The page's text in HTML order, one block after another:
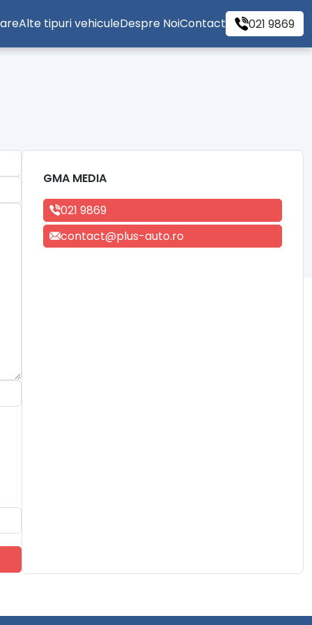
Alte tipuri vehiculeDespre NoiContact 021 9869
GMA MEDIA
021 9869
contact@plus-auto.ro